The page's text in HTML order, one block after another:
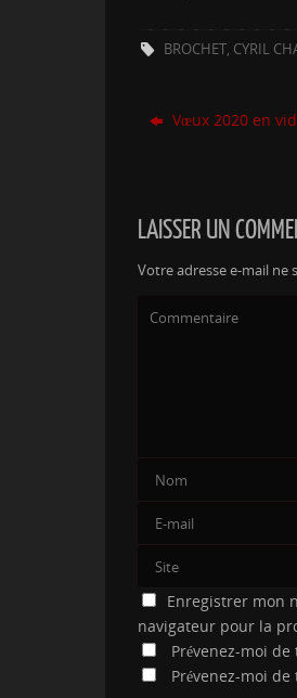
BROCHET, CYRIL
Vœux 2020 en
LAISSER UN
Votre adresse e-mail ne
Enregistrer mon
navigateur pour la
Prévenez-moi
Prévenez-moi